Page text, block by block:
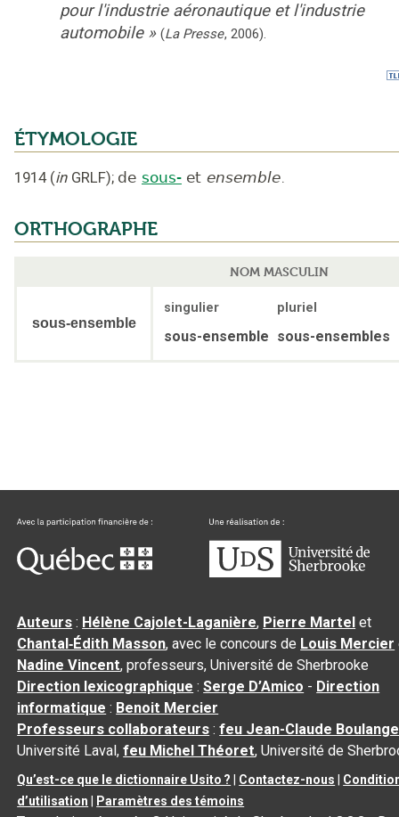
pour l'industrie aéronautique et l'industrie
automobile » (La Presse, 2006).
ÉTYMOLOGIE
1914 (in GRLF); de sous- et ensemble.
ORTHOGRAPHE
NOM MASCULIN
sous-ensemble
singulier pluriel
sous-ensemble sous-ensembles
Auteurs : Hélène Cajolet-Laganière, Pierre Martel et
Chantal‑Édith Masson, avec le concours de Louis Mercier
Nadine Vincent, professeurs, Université de Sherbrooke
Direction lexicographique :Serge D’Amico - Direction
informatique : Benoit Mercier
Professeurs collaborateurs :feu Jean-Claude
Université Laval,feu Michel Théoret, Université de
Qu’est-ce que le dictionnaire Usito ? | Contactez-nous |
d’utilisation | Paramètres des témoins